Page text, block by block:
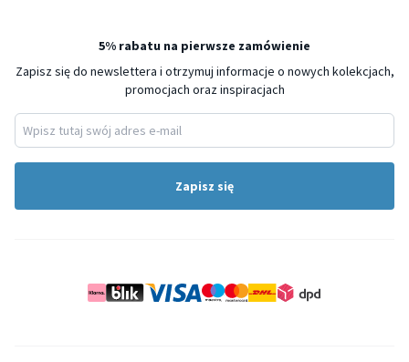
5% rabatu na pierwsze zamówienie
Zapisz się do newslettera i otrzymuj informacje o nowych kolekcjach,
promocjach oraz inspiracjach
Zapisz się